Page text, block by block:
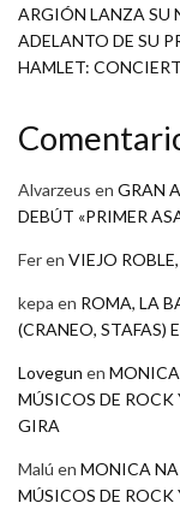
ARGIÓN LANZA SU
ADELANTO DE SU
HAMLET:
Alvarzeus en GRAN
DEBÚT «PRIMER
Feren VIEJO
kepa en ROMA, LA
(CRANEO, STAFAS)
Lovegun en MONICA
MÚSICOS DE ROCK
GIRA
Malú en MONICA
MÚSICOS DE ROCK